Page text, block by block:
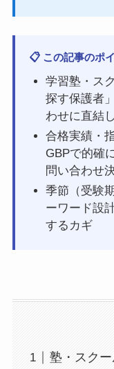
📋 この記事のポ
学習塾・ス
探す保護者
わせに直結
合格実績・
GBPで的確
問い合わせ
季節（受験
ーワード設
するカギ
塾・スク